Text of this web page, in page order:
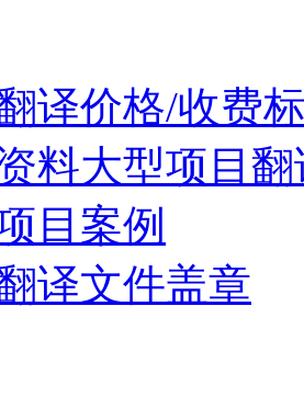
译价格/收费
料大型项目翻
目案例
译文件盖章